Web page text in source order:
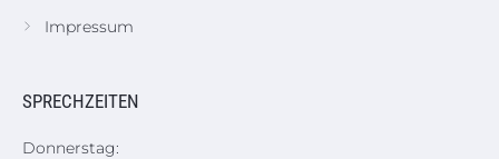
Impressum
SPRECHZEITEN
Donnerstag: